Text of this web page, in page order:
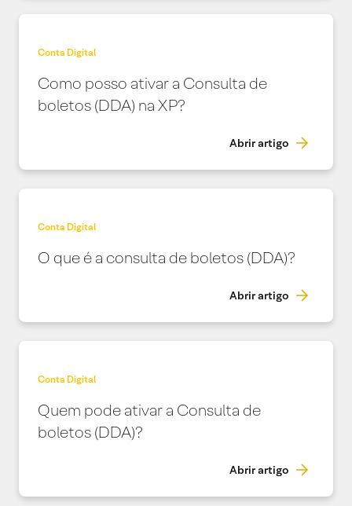
Conta Digital
Como posso ativar a Consulta de
boletos (DDA) na XP?
Abrir artigo
Conta Digital
O que é a consulta de boletos (DDA)?
Abrir artigo
Conta Digital
Quem pode ativar a Consulta de
boletos (DDA)?
Abrir artigo